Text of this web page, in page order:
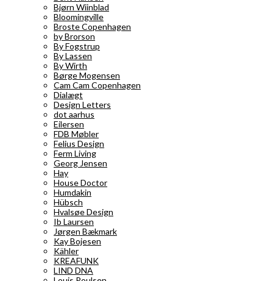
Bjørn Wiinblad
Bloomingville
Broste Copenhagen
by Brorson
By Fogstrup
By Lassen
By Wirth
Børge Mogensen
Cam Cam Copenhagen
Dialægt
Design Letters
dot aarhus
Eilersen
FDB Møbler
Felius Design
Ferm Living
Georg Jensen
Hay
House Doctor
Humdakin
Hübsch
Hvalsøe Design
Ib Laursen
Jørgen Bækmark
Kay Bojesen
Kähler
KREAFUNK
LIND DNA